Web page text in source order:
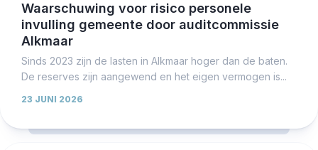
Waarschuwing voor risico personele
invulling gemeente door auditcommissie
Alkmaar
Sinds 2023 zijn de lasten in Alkmaar hoger dan de baten.
De reserves zijn aangewend en het eigen vermogen is...
23 JUNI 2026